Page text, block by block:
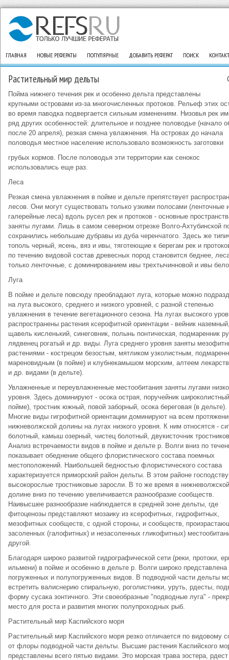
ГЛАВНАЯ НОВЫЕ РЕФЕРАТЫ ПОПУЛЯРНЫЕ ДОБАВИТЬ РЕФЕРАТ ПОИСК
Растительный мир дельты
Пойма нижнего течения рек и особенно дельта представлены
крупными островами из-за многочисленных протоков. Рельеф этих
во время паводка подвергается сильным изменениям. Низовья рек
ряд других особенностей: длительное и позднее половодье (начало
после 20 апреля), резкая смена увлажнения. На островах до начала
половодья местное население использовало возможность заготовки
грубых кормов. После половодья эти территории как сенокос
использовались еще раз.
Леса
Резкая смена увлажнения в пойме и дельте препятствует
лесов. Они могут существовать только узкими полосами (ленточные
галерейные леса) вдоль русел рек и протоков - основные
заняты лугами. Лишь в самом северном отрезке Волго-Ахтубинской
сохранились небольшие дубравы из дуба черенчатого. Здесь же
тополь черный, ясень, вяз и ивы, тяготеющие к берегам рек и
по течению видовой состав древесных пород становится беднее,
только ленточные, с доминированием ивы трехтычинновой и ивы
Луга
В пойме и дельте повсюду преобладают луга, которые можно
на луга высокого, среднего и низкого уровней, с разной степенью
увлажнения в течение вегетационного сезона. На лугах высокого
распространены растения ксерофитной ориентации - вейник
щавель кисленький, синеговник, полынь понтическая, подмаренник
лядвенец рогатый и др. виды. Луга среднего уровня заняты
растениями - кострецом безостым, мятликом узколистным,
мареновидным (в пойме) и клубнекамышом морским, алтеем
и др. видами (в дельте).
Увлажненные и переувлажненные местообитания заняты лугами
уровня. Здесь доминируют - осока острая, поручейник
пойме), тростник южный, повой заборный, осока береговая (в дельте).
Многие виды гигрофитной ориентации доминируют на всем
нижневолжской долины на лугах низкого уровня. К ним относятся -
болотный, камыш озерный, чистец болотный, двукисточник
Анализ встречаемости видов в пойме и дельте р. Волги вниз по
показывает обеднение общего флористического состава поемных
местоположений. Наибольшей бедностью флористического состава
характеризуется приморский район дельты. В этом районе
высокорослые тростниковые заросли. В то же время в нижневолжской
долине вниз по течению увеличивается разнообразие сообществ.
Наивысшее разнообразие наблюдается в средней зоне дельты, где
фитоценозы представляют мозаику из ксерофитных, гидрофитных,
мезофитных сообществ, с одной стороны, и сообществ,
засоленных (галофитных) и незасоленных гликофитных)
другой.
Благодаря широко развитой гидрографической сети (реки, протоки,
ильмени) в пойме и особенно в дельте р. Волги широко
погруженных и полупогруженных видов. В подводной части дельты
встретить валиснерию спиральную, роголистники, уруть, рдесты,
форму сусака зонтичного. Эти своеобразные "подводные луга" -
место для роста и развития многих полупроходных рыб.
Растительный мир Каспийского моря
Растительный мир Каспийского моря резко отличается по видовому
от флоры подводной части дельты. Высшие растения Каспийского
представлены всего пятью видами. Это морская трава зостера, рдест